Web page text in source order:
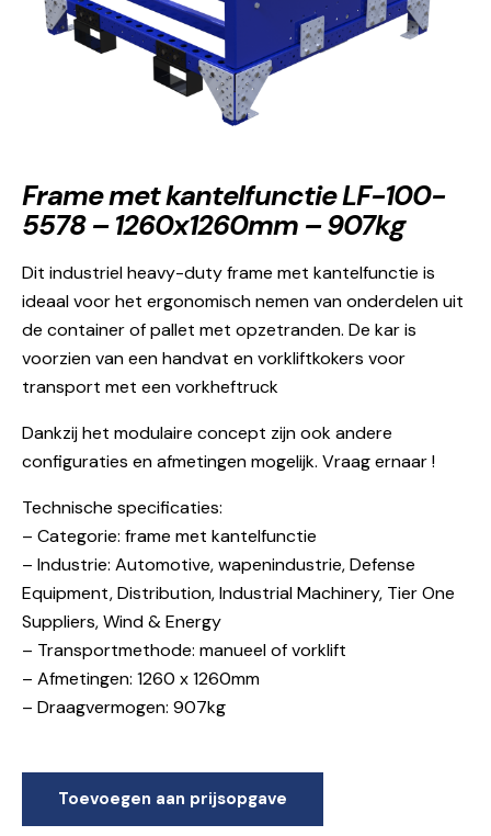
Frame met kantelfunctie LF-100-
5578 – 1260x1260mm – 907kg
Dit industriel heavy-duty frame met kantelfunctie is
ideaal voor het ergonomisch nemen van onderdelen uit
de container of pallet met opzetranden. De kar is
voorzien van een handvat en vorkliftkokers voor
transport met een vorkheftruck
Dankzij het modulaire concept zijn ook andere
configuraties en afmetingen mogelijk. Vraag ernaar !
Technische specificaties:
– Categorie: frame met kantelfunctie
– Industrie: Automotive, wapenindustrie, Defense
Equipment, Distribution, Industrial Machinery, Tier One
Suppliers, Wind & Energy
– Transportmethode: manueel of vorklift
– Afmetingen: 1260 x 1260mm
– Draagvermogen: 907kg
Toevoegen aan prijsopgave